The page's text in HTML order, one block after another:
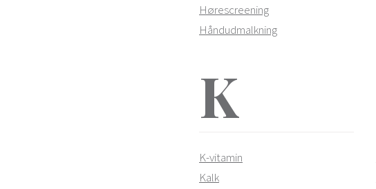
Hørescreening
Håndudmalkning
K
K-vitamin
Kalk